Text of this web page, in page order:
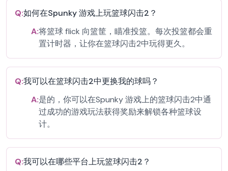
Q:如何在Spunky 游戏上玩篮球闪击2？
A:将篮球 flick 向篮筐，瞄准投篮。每次投篮都会重
置计时器，让你在篮球闪击2中玩得更久。
Q:我可以在篮球闪击2中更换我的球吗？
A:是的，你可以在Spunky 游戏上的篮球闪击2中通
过成功的游戏玩法获得奖励来解锁各种篮球设
计。
Q:我可以在哪些平台上玩篮球闪击2？